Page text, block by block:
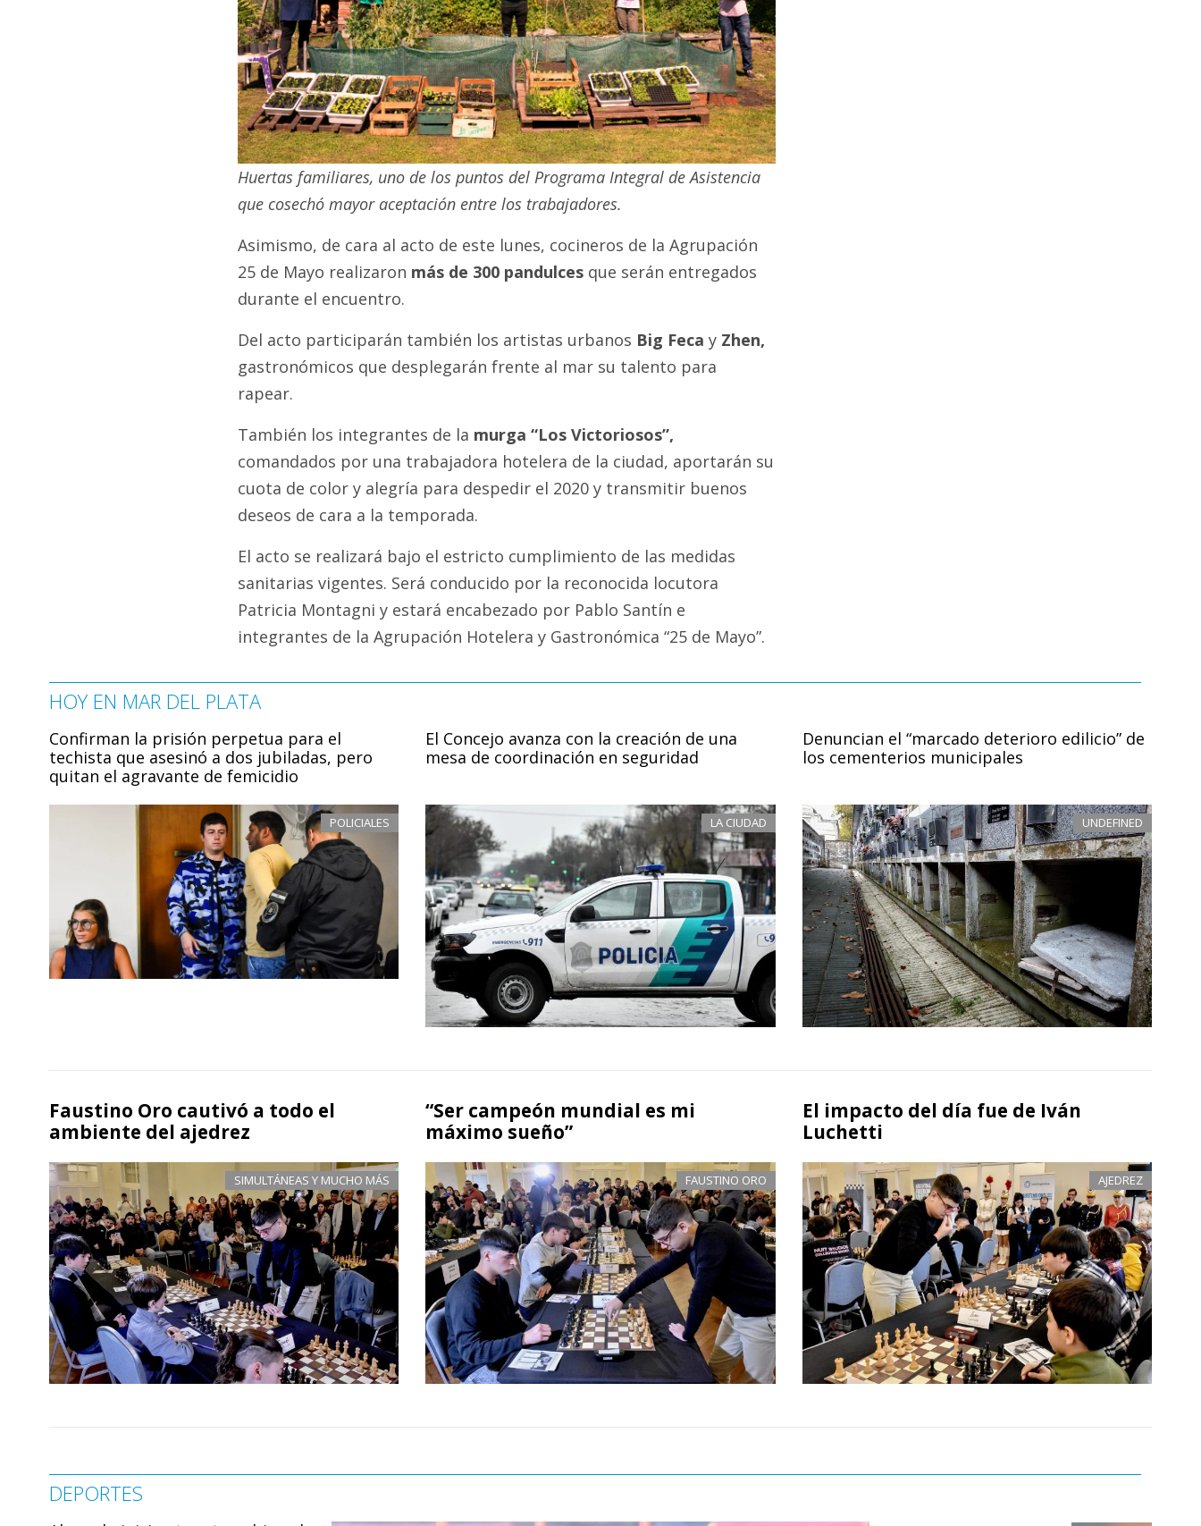
Huertas familiares, uno de los puntos del Programa Integral de Asistencia
que cosechó mayor aceptación entre los trabajadores.
Asimismo, de cara al acto de este lunes, cocineros de la Agrupación
25 de Mayo realizaron más de 300 pandulcesque serán entregados
durante el encuentro.
Del acto participarán también los artistas urbanos Big Feca y Zhen,
gastronómicos que desplegarán frente al mar su talento para
rapear.
También los integrantes de la murga “Los Victoriosos”,
comandados por una trabajadora hotelera de la ciudad, aportarán su
cuota de color y alegría para despedir el 2020 y transmitir buenos
deseos de cara a la temporada.
El acto se realizará bajo el estricto cumplimiento de las medidas
sanitarias vigentes. Será conducido por la reconocida locutora
Patricia Montagni y estará encabezado por Pablo Santín e
integrantes de la Agrupación Hotelera y Gastronómica “25 de Mayo”.
HOY EN MAR DEL PLATA
Confirman la prisión perpetua para el
techista que asesinó a dos jubiladas, pero
quitan el agravante de femicidio
POLICIALES
El Concejo avanza con la creación de una
mesa de coordinación en seguridad
LA CIUDAD
Denuncian el “marcado deterioro edilicio” de
los cementerios municipales
UNDEFINED
Faustino Oro cautivó a todo el
ambiente del ajedrez
SIMULTÁNEAS Y MUCHO MÁS
“Ser campeón mundial es mi
máximo sueño”
FAUSTINO ORO
El impacto del día fue de Iván
Luchetti
AJEDREZ
DEPORTES